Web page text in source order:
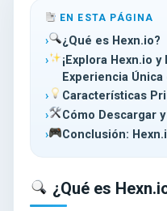
EN ESTA PÁGINA
¿Qué es Hexn.io?
¡Explora Hexn.io
Experiencia
Características
Cómo Descargar
Conclusión:
¿Qué es